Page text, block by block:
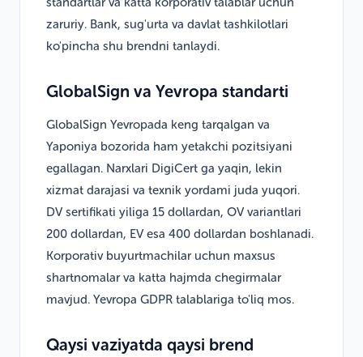
zaruriy. Bank, sug'urta va davlat tashkilotlari
ko'pincha shu brendni tanlaydi.
GlobalSign va Yevropa standarti
GlobalSign Yevropada keng tarqalgan va
Yaponiya bozorida ham yetakchi pozitsiyani
egallagan. Narxlari DigiCert ga yaqin, lekin
xizmat darajasi va texnik yordami juda yuqori.
DV sertifikati yiliga 15 dollardan, OV variantlari
200 dollardan, EV esa 400 dollardan boshlanadi.
Korporativ buyurtmachilar uchun maxsus
shartnomalar va katta hajmda chegirmalar
mavjud. Yevropa GDPR talablariga to'liq mos.
Qaysi vaziyatda qaysi brend